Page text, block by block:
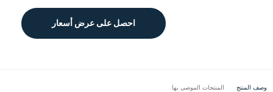
احصل على عرض أسعار
وصف المنتج المنتجات الموصى بها